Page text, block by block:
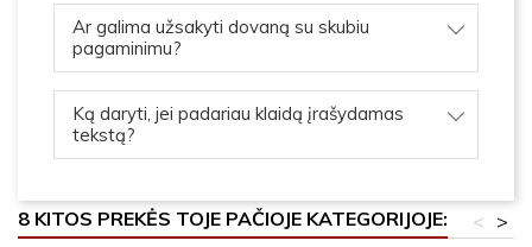
Ar galima užsakyti dovaną su skubiu
pagaminimu?
Ką daryti, jei padariau klaidą įrašydamas
tekstą?
8 KITOS PREKĖS TOJE PAČIOJE KATEGORIJOJE: >
<